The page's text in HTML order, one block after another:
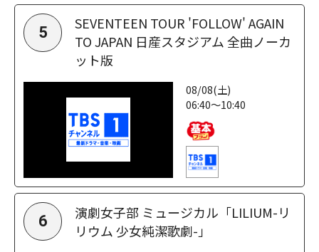
5
SEVENTEEN TOUR 'FOLLOW' AGAIN
TO JAPAN 日産スタジアム 全曲ノーカ
ット版
08/08(土)
06:40～10:40
6
演劇女子部 ミュージカル「LILIUM-リ
リウム 少女純潔歌劇-」